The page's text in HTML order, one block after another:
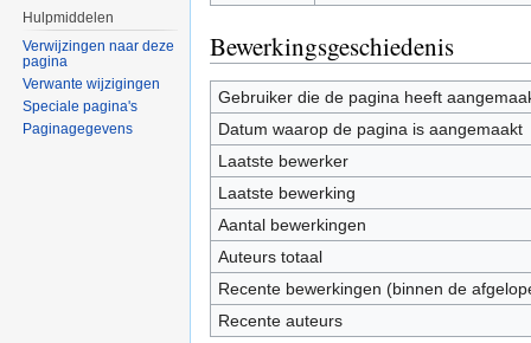
Bewerkingsgeschiedenis
Gebruiker die de pagina heeft
Datum waarop de pagina is aangemaakt
Laatste bewerker
Laatste bewerking
Aantal bewerkingen
Auteurs totaal
Recente bewerkingen (binnen de
Recente auteurs
Hulpmiddelen
Verwijzingen naar deze
pagina
Verwante wijzigingen
Speciale pagina's
Paginagegevens